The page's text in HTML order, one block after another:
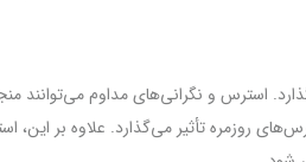
استرس و نگرانی‌های مداوم می‌توانند
روزمره تأثیر می‌گذارد. علاوه بر این،